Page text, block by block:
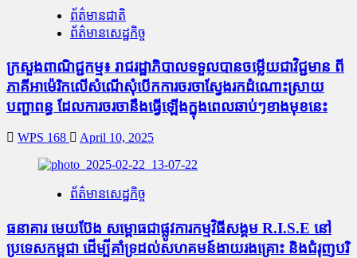
ព័ត៌មានជាតិ
ព័ត៌មានសេដ្ឋកិច្ច
ក្រសួងពាណិជ្ជកម្ម៖ រាជរដ្ឋាភិបាលទទួលបានចម្លើយជាវិជ្ជមាន ពី
ភាគីអាម៉េរិកលើសំណើសុំបើកការចរចាស្វែងរកដំណោះស្រាយ
បញ្ហាពន្ធ ដែលការចរចានឹងធ្វើឡើងក្នុងពេលឆាប់ៗខាងមុខនេះ
WPS 168 April 10, 2025
ព័ត៌មានសេដ្ឋកិច្ច
ធនាគារ មេ​យ​ប៊ែ​ង សម្ពោធ​ជា​ផ្លូវការ​កម្មវិធីសង្គម R.I.S.E នៅ​
ប្រទេស​កម្ពុជា ដើម្បី​គាំទ្រ​ដល់សហគមន៍​ងាយ​រង​គ្រោះ និង​ជំរុញបរិ​